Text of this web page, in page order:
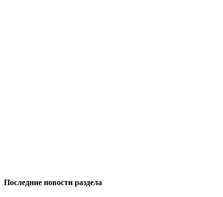
Последние новости раздела